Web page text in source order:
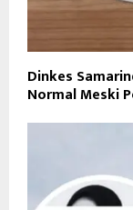
Dinkes
Normal Meski